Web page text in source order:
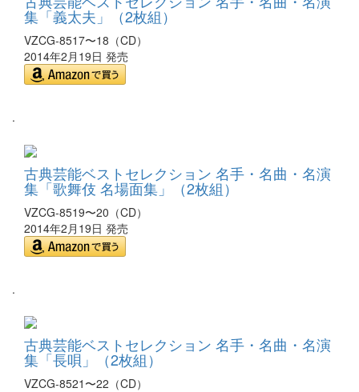
集「義太夫」（2枚組）
VZCG-8517〜18（CD）
2014年2月19日 発売
.
古典芸能ベストセレクション 名手・名曲・名演
集「歌舞伎 名場面集」（2枚組）
VZCG-8519〜20（CD）
2014年2月19日 発売
.
古典芸能ベストセレクション 名手・名曲・名演
集「長唄」（2枚組）
VZCG-8521〜22（CD）